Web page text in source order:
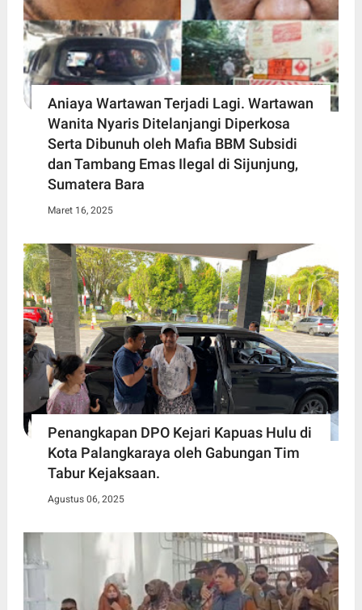
Aniaya Wartawan Terjadi Lagi. Wartawan
Wanita Nyaris Ditelanjangi Diperkosa
Serta Dibunuh oleh Mafia BBM Subsidi
dan Tambang Emas Ilegal di Sijunjung,
Sumatera Bara
Maret 16, 2025
Penangkapan DPO Kejari Kapuas Hulu di
Kota Palangkaraya oleh Gabungan Tim
Tabur Kejaksaan.
Agustus 06, 2025